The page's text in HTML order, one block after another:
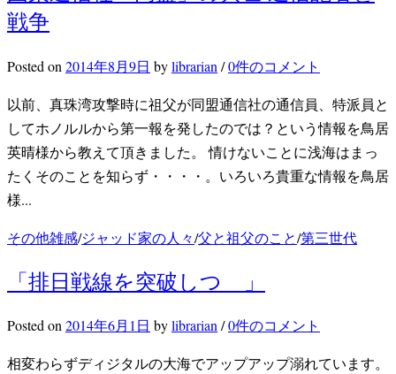
戦争
Posted on 2014年8月9日 bylibrarian /0件のコメント
以前、真珠湾攻撃時に祖父が同盟通信社の通信員、特派員と
してホノルルから第一報を発したのでは？という情報を鳥居
英晴様から教えて頂きました。 情けないことに浅海はまっ
たくそのことを知らず・・・・。いろいろ貴重な情報を鳥居
様...
その他雑感/ジャッド家の人々/父と祖父のこと/第三世代
「排日戦線を突破しつゝ」
Postedon2014年6月1日 bylibrarian/0件のコメント
相変わらずディジタルの大海でアップアップ溺れています。